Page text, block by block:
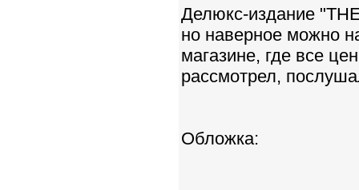
Делюкс-издание
но наверное можно
магазине, где все
рассмотрел,
Обложка: